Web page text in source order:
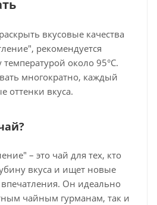
вкусовые качества
рекомендуется
около 95°C.
многократно, каждый
оттенки вкуса.
– это чай для тех, кто
вкуса и ищет новые
впечатления. Он идеально
чайным гурманам, так и